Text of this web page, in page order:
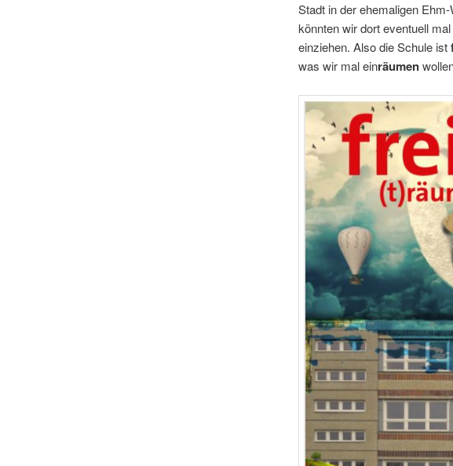
Stadt in der ehemaligen
könnten wir dort eventuell
einziehen. Also die Schule ist
was wir mal einräumen